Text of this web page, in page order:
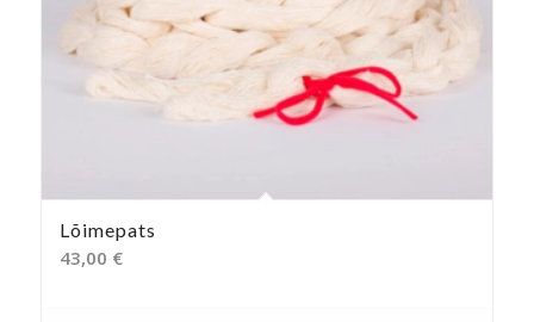
Lõimepats
43,00 €